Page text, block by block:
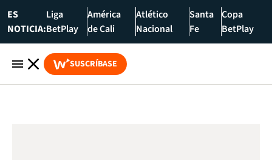
ES
NOTICIA:
Liga
BetPlay
América
de Cali
Atlético
Nacional
Santa
Fe
Copa
BetPlay
SUSCRÍBASE